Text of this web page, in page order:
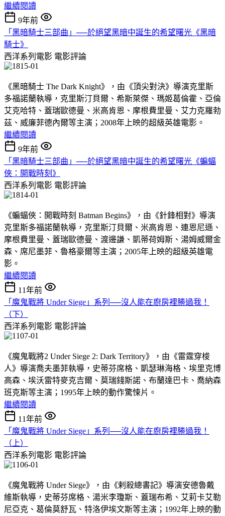
繼續閱讀
9年前
「黑暗騎士三部曲」──於絕望黑暗中誕生的希望曙光《黑暗
騎士》
西洋系列電影 電影評論
《黑暗騎士 The Dark Knight》，由《頂尖對決》導演克里斯
多福諾蘭執導，克里斯汀貝爾、希斯萊傑、瑪姬葛倫霍、亞倫
艾克哈特、蓋瑞歐德曼、米高肯恩、摩根費里曼、艾力克羅勃
茲、威廉菲德內爾等主演；2008年上映的超級英雄電影。
繼續閱讀
9年前
「黑暗騎士三部曲」──於絕望黑暗中誕生的希望曙光《蝙蝠
俠：開戰時刻》
西洋系列電影 電影評論
《蝙蝠俠：開戰時刻 Batman Begins》，由《針鋒相對》導演
克里斯多福諾蘭執導，克里斯汀貝爾、米高肯恩、連恩尼遜、
摩根費里曼、蓋瑞歐德曼、渡邊謙、凱蒂荷姆斯、湯姆威爾金
森、席尼墨菲、魯格豪爾等主演；2005年上映的超級英雄電
影。
繼續閱讀
11年前
「魔鬼戰將 Under Siege」系列──沒人能在廚房裡勝過我！
（下）
西洋系列電影 電影評論
《魔鬼戰將2 Under Siege 2: Dark Territory》，由《雷霆穿梭
人》導演喬夫墨菲執導，史蒂芬席格、凱瑟琳海格、埃里克博
高森、埃沃雷特麥克吉爾、莫瑞錢斯諾、布蘭達巴卡、喬納森
班克斯等主演；1995年上映的動作驚悚片。
繼續閱讀
11年前
「魔鬼戰將 Under Siege」系列──沒人能在廚房裡勝過我！
（上）
西洋系列電影 電影評論
《魔鬼戰將 Under Siege》，由《剌殺總書記》導演安德魯戴
維斯執導，史蒂芬席格、湯米李瓊斯、蓋瑞布希、艾莉卡艾勒
尼亞克、葛倫莫舒瓦、特洛伊埃文斯等主演；1992年上映的動